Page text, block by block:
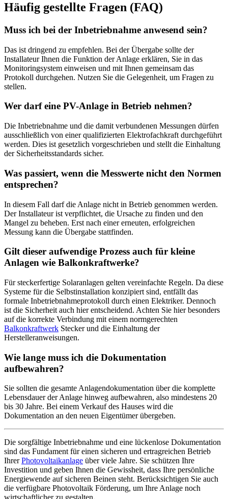
Häufig gestellte Fragen (FAQ)
Muss ich bei der Inbetriebnahme anwesend sein?
Das ist dringend zu empfehlen. Bei der Übergabe sollte der
Installateur Ihnen die Funktion der Anlage erklären, Sie in das
Monitoringsystem einweisen und mit Ihnen gemeinsam das
Protokoll durchgehen. Nutzen Sie die Gelegenheit, um Fragen zu
stellen.
Wer darf eine PV-Anlage in Betrieb nehmen?
Die Inbetriebnahme und die damit verbundenen Messungen dürfen
ausschließlich von einer qualifizierten Elektrofachkraft durchgeführt
werden. Dies ist gesetzlich vorgeschrieben und stellt die Einhaltung
der Sicherheitsstandards sicher.
Was passiert, wenn die Messwerte nicht den Normen
entsprechen?
In diesem Fall darf die Anlage nicht in Betrieb genommen werden.
Der Installateur ist verpflichtet, die Ursache zu finden und den
Mangel zu beheben. Erst nach einer erneuten, erfolgreichen
Messung kann die Übergabe stattfinden.
Gilt dieser aufwendige Prozess auch für kleine
Anlagen wie Balkonkraftwerke?
Für steckerfertige Solaranlagen gelten vereinfachte Regeln. Da diese
Systeme für die Selbstinstallation konzipiert sind, entfällt das
formale Inbetriebnahmeprotokoll durch einen Elektriker. Dennoch
ist die Sicherheit auch hier entscheidend. Achten Sie hier besonders
auf die korrekte Verbindung mit einem normgerechten
Balkonkraftwerk Stecker und die Einhaltung der
Herstelleranweisungen.
Wie lange muss ich die Dokumentation
aufbewahren?
Sie sollten die gesamte Anlagendokumentation über die komplette
Lebensdauer der Anlage hinweg aufbewahren, also mindestens 20
bis 30 Jahre. Bei einem Verkauf des Hauses wird die
Dokumentation an den neuen Eigentümer übergeben.
Die sorgfältige Inbetriebnahme und eine lückenlose Dokumentation
sind das Fundament für einen sicheren und ertragreichen Betrieb
IhrerPhotovoltaikanlage über viele Jahre. Sie schützen Ihre
Investition und geben Ihnen die Gewissheit, dass Ihre persönliche
Energiewende auf sicheren Beinen steht. Berücksichtigen Sie auch
die verfügbare Photovoltaik Förderung, um Ihre Anlage noch